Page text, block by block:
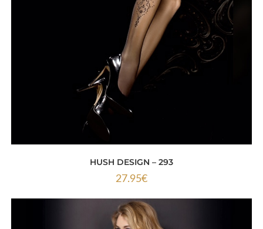
HUSH DESIGN – 293
27.95€